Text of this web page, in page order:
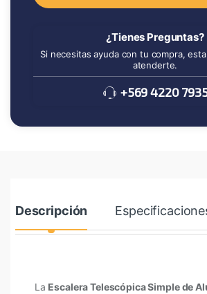
¿Tienes Preguntas?
Si necesitas ayuda con tu compra,
atenderte.
+569 4220
Descripción
La Escalera Telescópica Simple de